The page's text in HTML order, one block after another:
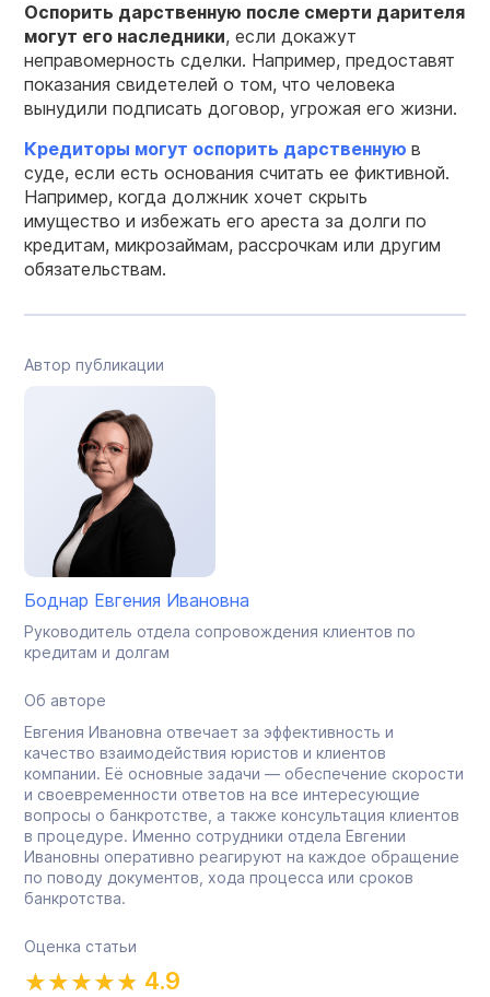
Оспорить дарственную после смерти дарителя
могут его наследники, если докажут
неправомерность сделки. Например, предоставят
показания свидетелей о том, что человека
вынудили подписать договор, угрожая его жизни.
Кредиторы могут оспорить дарственную в
суде, если есть основания считать ее фиктивной.
Например, когда должник хочет скрыть
имущество и избежать его ареста за долги по
кредитам, микрозаймам, рассрочкам или другим
обязательствам.
Автор публикации
Боднар Евгения Ивановна
Руководитель отдела сопровождения клиентов по
кредитам и долгам
Об авторе
Евгения Ивановна отвечает за эффективность и
качество взаимодействия юристов и клиентов
компании. Её основные задачи — обеспечение скорости
и своевременности ответов на все интересующие
вопросы о банкротстве, а также консультация клиентов
в процедуре. Именно сотрудники отдела Евгении
Ивановны оперативно реагируют на каждое обращение
по поводу документов, хода процесса или сроков
банкротства.
Оценка статьи
4.9